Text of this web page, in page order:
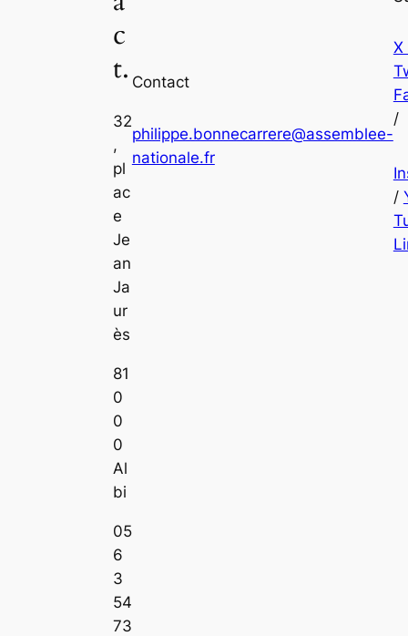
c
t.
32
,
pl
ac
e
Je
an
Ja
ur
ès
81
0
0
0
Al
bi
05
6
3
54
73
Contact
philippe.bonnecarrere@assemblee-
nationale.fr
X
/
/